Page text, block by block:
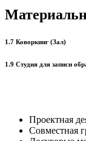
1.7 Коворкинг (Зал)
1.9 Студия для записи
Проектная
Совместная